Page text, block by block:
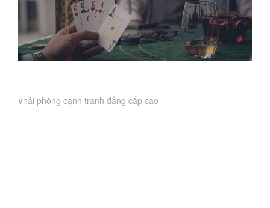
hải phòng cạnh tranh đẳng cấp cao